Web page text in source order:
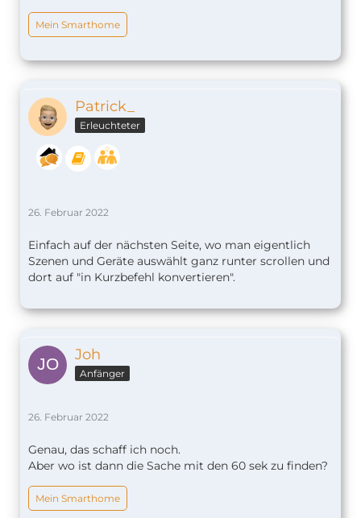
Mein Smarthome
Patrick_
Erleuchteter
26. Februar 2022
Einfach auf der nächsten Seite, wo man eigentlich
Szenen und Geräte auswählt ganz runter scrollen und
dort auf "in Kurzbefehl konvertieren".
Joh
Anfänger
26. Februar 2022
Genau, das schaff ich noch.
Aber wo ist dann die Sache mit den 60 sek zu finden?
Mein Smarthome